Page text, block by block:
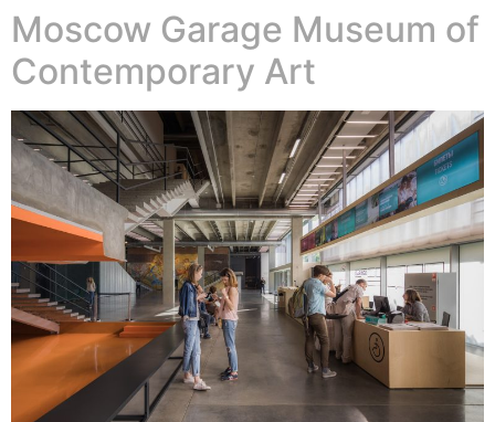
Moscow Garage Museum of
Contemporary Art